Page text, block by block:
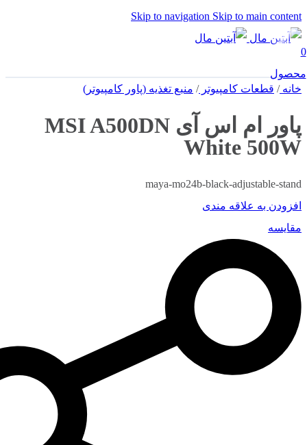
Skip to navigation Skip to main content
0
محصول
خانه/ قطعات کامپیوتر/ منبع تغذیه (پاور کامپیوتر)
پاور ام اس آی MSI A500DN
White 500W
maya-mo24b-black-adjustable-stand
افزودن به علاقه مندی
مقایسه